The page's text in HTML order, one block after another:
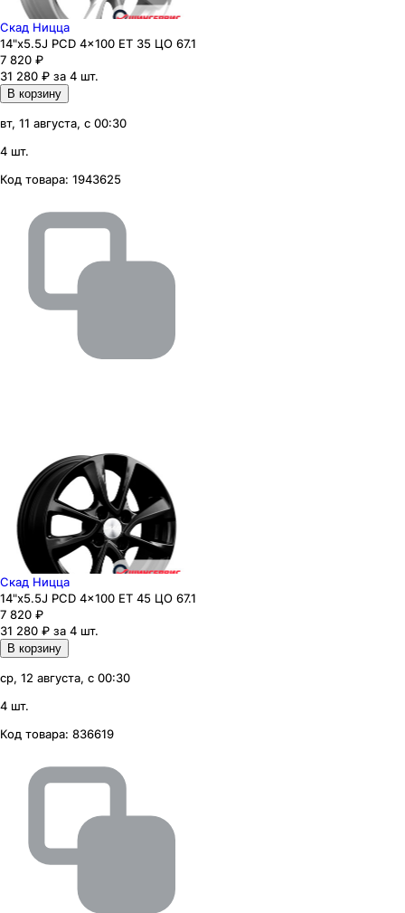
Скад Ницца
14"x5.5J PCD 4x100 ЕТ 35 ЦО 67.1
7 820 ₽
31 280 ₽ за 4 шт.
В корзину
вт, 11 августа, с 00:30
4 шт.
Код товара: 1943625
Скад Ницца
14"x5.5J PCD 4x100 ЕТ 45 ЦО 67.1
7 820 ₽
31 280 ₽ за 4 шт.
В корзину
ср, 12 августа, с 00:30
4 шт.
Код товара: 836619